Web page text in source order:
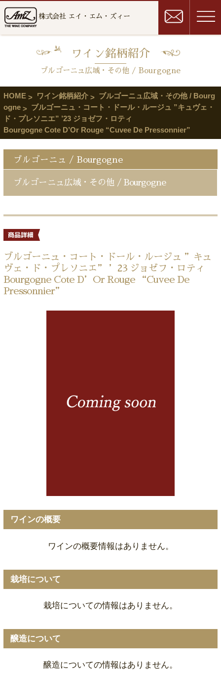
株式会社 エイ・エム・ズィー
ワイン銘柄紹介
ブルゴーニュ広域・その他 / Bourgogne
HOME ワイン銘柄紹介
ブルゴーニュ広域・その他 / Bourg
ogne
ブルゴーニュ・コート・ドール・ルージュ ”キュヴェ・
ド・プレソニエ” ’23 ジョゼフ・ロティ
Bourgogne Cote D’Or Rouge “Cuvee De Pressonnier”
ブルゴーニュ / Bourgogne
ブルゴーニュ広域・その他 / Bourgogne
ブルゴーニュ・コート・ドール・ルージュ ”キュ
ヴェ・ド・プレソニエ” ’23 ジョゼフ・ロティ
Bourgogne Cote D’Or Rouge “Cuvee De
Pressonnier”
ワインの概要
ワインの概要情報はありません。
栽培について
栽培についての情報はありません。
醸造について
醸造についての情報はありません。